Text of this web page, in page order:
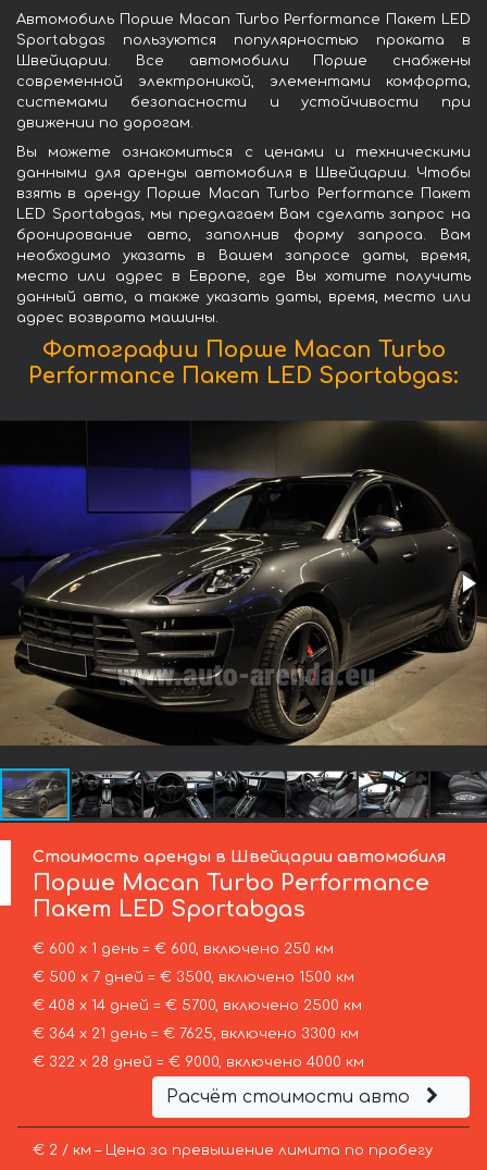
Автомобиль Порше Macan Turbo Performance Пакет LED
Sportabgas пользуются популярностью проката в
Швейцарии. Все автомобили Порше снабжены
современной электроникой, элементами комфорта,
системами безопасности и устойчивости при
движении по дорогам.
Вы можете ознакомиться с ценами и техническими
данными для аренды автомобиля в Швейцарии. Чтобы
взять в аренду Порше Macan Turbo Performance Пакет
LED Sportabgas, мы предлагаем Вам сделать запрос на
бронирование авто, заполнив форму запроса. Вам
необходимо указать в Вашем запросе даты, время,
место или адрес в Европе, где Вы хотите получить
данный авто, а также указать даты, время, место или
адрес возврата машины.
Фотографии Порше Macan Turbo
Performance Пакет LED Sportabgas:
Стоимость аренды в Швейцарии автомобиля
Порше Macan Turbo Performance
Пакет LED Sportabgas
€ 600 х 1 день = € 600, включено 250 км
€ 500 х 7 дней = € 3500, включено 1500 км
€ 408 х 14 дней = € 5700, включено 2500 км
€ 364 х 21 день = € 7625, включено 3300 км
€ 322 х 28 дней = € 9000, включено 4000 км
Расчёт стоимости авто
€ 2 / км – Цена за превышение лимита по пробегу